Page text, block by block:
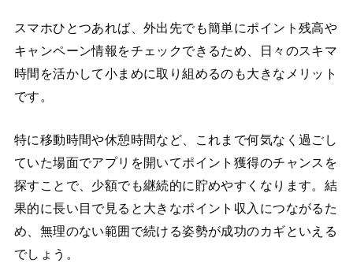
スマホひとつあれば、外出先でも簡単にポイント残高や
キャンペーン情報をチェックできるため、日々のスキマ
時間を活かして小まめに取り組めるのも大きなメリット
です。
特に移動時間や休憩時間など、これまで何気なく過ごし
ていた場面でアプリを開いてポイント獲得のチャンスを
探すことで、少額でも継続的に貯めやすくなります。結
果的に長い目で見ると大きなポイント収入につながるた
め、無理のない範囲で続ける姿勢が成功のカギといえる
でしょう。